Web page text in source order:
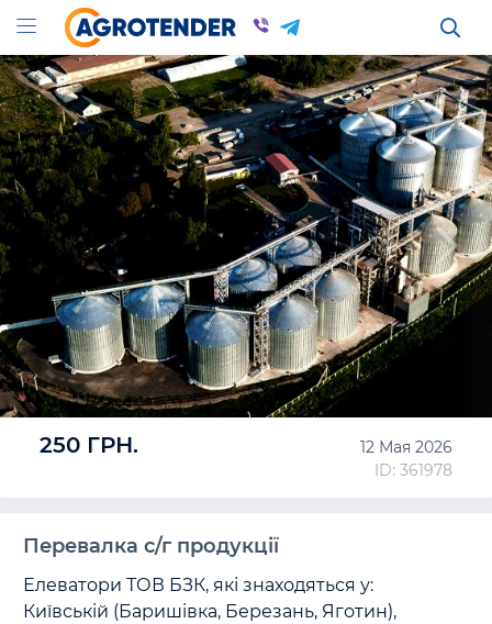
250 ГРН.
12 Мая 2026
ID: 361978
Перевалка с/г продукції
Елеватори ТОВ БЗК, які знаходяться у:
Київській (Баришівка, Березань, Яготин),